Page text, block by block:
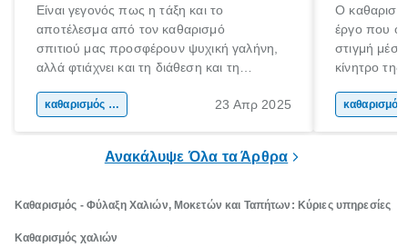
Είναι γεγονός πως η τάξη και το
αποτέλεσμα από τον καθαρισμό
σπιτιού μας προσφέρουν ψυχική γαλήνη,
αλλά φτιάχνει και τη διάθεση και τη
γυρνάς σε ένα όμορφο, καθαρό
καθαρισμός σπιτιού 23 Απρ 2025
Ο
έργο που
στιγμή
κίνητρο της
πιο
Ανακάλυψε Όλα τα Άρθρα
Καθαρισμός - Φύλαξη Χαλιών, Μοκετών και Ταπήτων: Κύριες υπηρεσίες
Καθαρισμός χαλιών